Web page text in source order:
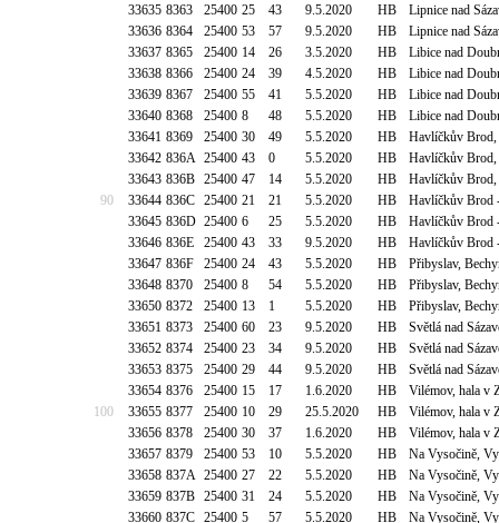
33635 8363 25400 25 43 9.5.2020 HB
Lipnice nad
33636 8364 25400 53 57 9.5.2020 HB
Lipnice nad
33637 8365 25400 14 26 3.5.2020 HB
Libice nad
33638 8366 25400 24 39 4.5.2020 HB
Libice nad
33639 8367 25400 55 41 5.5.2020 HB
Libice nad
33640 8368 25400 8 48 5.5.2020 HB
Libice nad
33641 8369 25400 30 49 5.5.2020 HB
Havlíčkův Brod,
33642 836A 25400 43 0 5.5.2020 HB
Havlíčkův Brod,
33643 836B 25400 47 14 5.5.2020 HB
Havlíčkův Brod,
90
33644 836C 25400 21 21 5.5.2020 HB
Havlíčkův Brod
33645 836D 25400 6 25 5.5.2020 HB
Havlíčkův Brod
33646 836E 25400 43 33 9.5.2020 HB
Havlíčkův Brod
33647 836F 25400 24 43 5.5.2020 HB
Přibyslav,
33648 8370 25400 8 54 5.5.2020 HB
Přibyslav,
33650 8372 25400 13 1 5.5.2020 HB
Přibyslav,
33651 8373 25400 60 23 9.5.2020 HB
Světlá nad
33652 8374 25400 23 34 9.5.2020 HB
Světlá nad
33653 8375 25400 29 44 9.5.2020 HB
Světlá nad
33654 8376 25400 15 17 1.6.2020 HB
Vilémov, hala v
100
33655 8377 25400 10 29 25.5.2020 HB
Vilémov, hala v
33656 8378 25400 30 37 1.6.2020 HB
Vilémov, hala v
33657 8379 25400 53 10 5.5.2020 HB
Na Vysočině,
33658 837A 25400 27 22 5.5.2020 HB
Na Vysočině,
33659 837B 25400 31 24 5.5.2020 HB
Na Vysočině,
33660 837C 25400 5 57 5.5.2020 HB
Na Vysočině,